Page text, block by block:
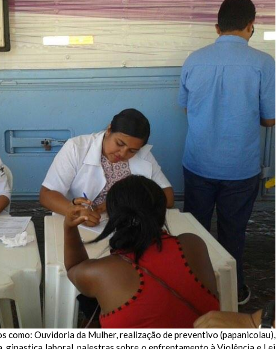
como: Ouvidoria da Mulher,realização de preventivo (papanicolau),